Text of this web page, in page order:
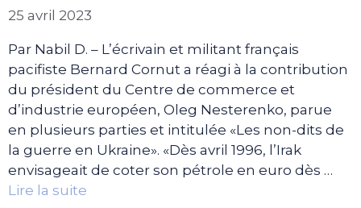
25 avril 2023
Par Nabil D. – L’écrivain et militant français
pacifiste Bernard Cornut a réagi à la contribution
du président du Centre de commerce et
d’industrie européen, Oleg Nesterenko, parue
en plusieurs parties et intitulée «Les non-dits de
la guerre en Ukraine». «Dès avril 1996, l’Irak
envisageait de coter son pétrole en euro dès …
Lire la suite